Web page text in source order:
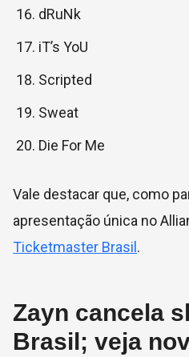
dRuNk
iT’s YoU
Scripted
Sweat
Die For Me
Vale destacar que, como
apresentação única no
Ticketmaster Brasil .
Zayn cancela
Brasil; veja